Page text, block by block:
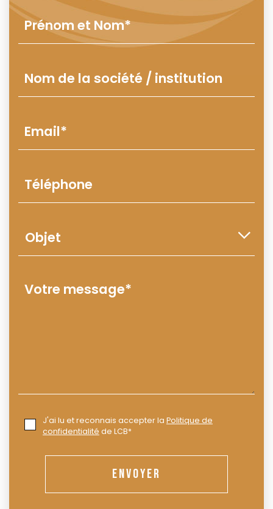
J'ai lu et reconnais accepter la Politique de
confidentialité de LCB*
ENVOYER